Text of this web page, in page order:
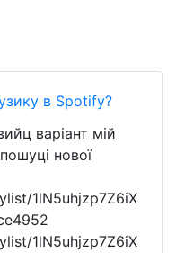
в Spotify?
варіант мій
нової
1lN5uhjzp7Z6iX
1lN5uhjzp7Z6iX